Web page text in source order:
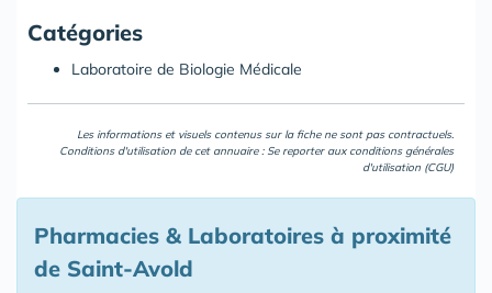
Catégories
Laboratoire de Biologie Médicale
Les informations et visuels contenus sur la fiche ne sont pas contractuels.
Conditions d'utilisation de cet annuaire : Se reporter aux conditions générales
d'utilisation (CGU)
Pharmacies & Laboratoires à proximité
de Saint-Avold